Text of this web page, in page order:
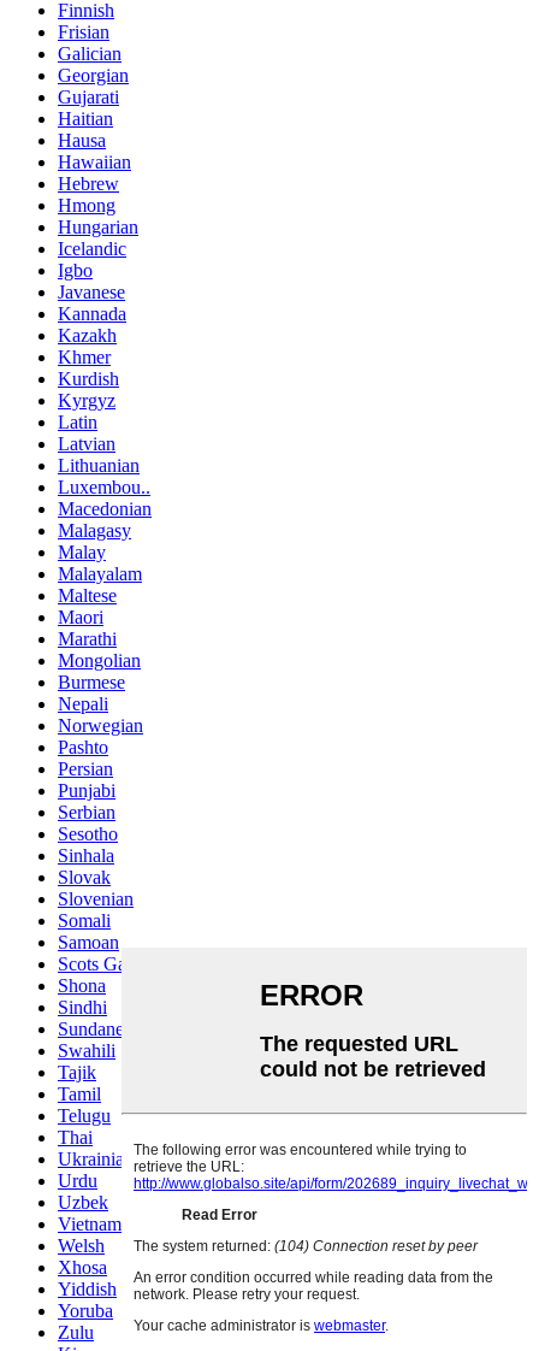
Finnish
Frisian
Galician
Georgian
Gujarati
Haitian
Hausa
Hawaiian
Hebrew
Hmong
Hungarian
Icelandic
Igbo
Javanese
Kannada
Kazakh
Khmer
Kurdish
Kyrgyz
Latin
Latvian
Lithuanian
Luxembou..
Macedonian
Malagasy
Malay
Malayalam
Maltese
Maori
Marathi
Mongolian
Burmese
Nepali
Norwegian
Pashto
Persian
Punjabi
Serbian
Sesotho
Sinhala
Slovak
Slovenian
Somali
Samoan
Scots Gaelic
Shona
Sindhi
Sundanese
Swahili
Tajik
Tamil
Telugu
Thai
Ukrainian
Urdu
Uzbek
Vietnamese
Welsh
Xhosa
Yiddish
Yoruba
Zulu